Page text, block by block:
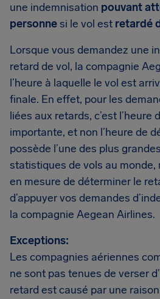
une indemnisation pouvant
personnesi le vol est retardé
Lorsque vous demandez une
retard de vol, la compagnie
l’heure à laquelle le vol est
finale. En effet, pour les
liées aux retards, c’est l’heure
importante, et non l’heure de
possède l’une des plus
statistiques de vols au monde,
en mesure de déterminer le
d’appuyer vos demandes
la compagnie Aegean Airlines.
Exceptions:
Les compagnies aériennes
ne sont pas tenues de verser
retard est causé par une